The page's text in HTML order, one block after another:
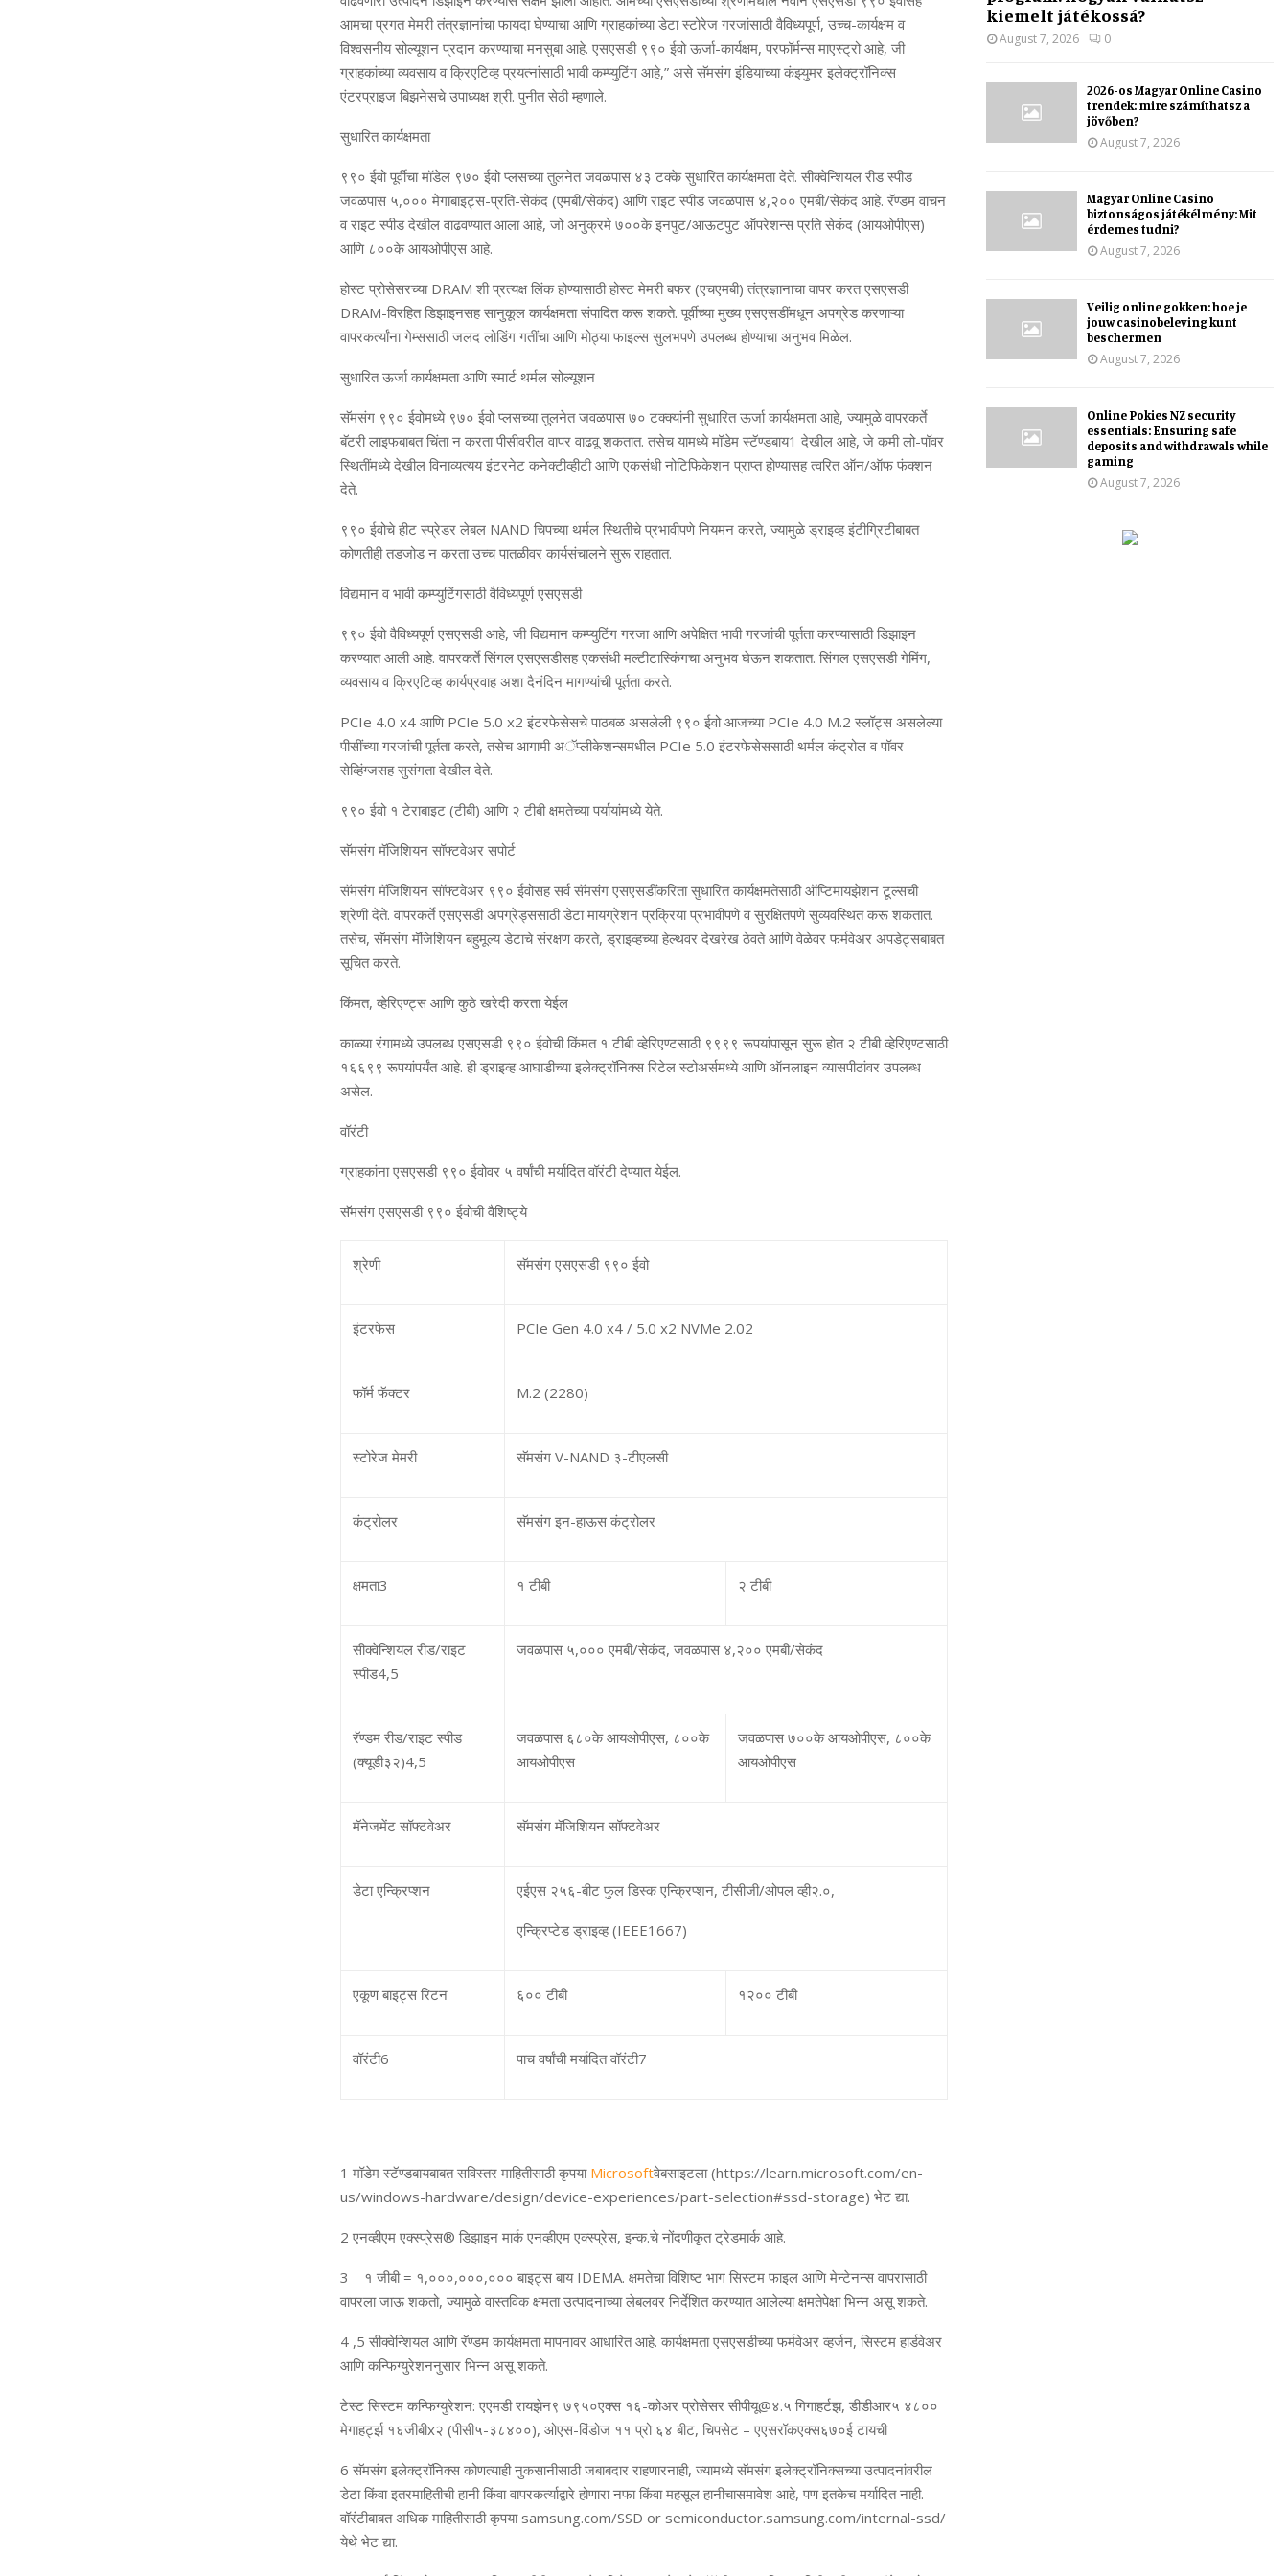
आमचा प्रगत मेमरी तंत्रज्ञानांचा फायदा घेण्‍याचा आणि ग्राहकांच्‍या डेटा स्‍टोरेज गरजांसाठी वैविध्‍यपूर्ण, उच्‍च-कार्यक्षम व
विश्‍वसनीय सोल्‍यूशन प्रदान करण्‍याचा मनसुबा आहे. एसएसडी ९९० ईवो ऊर्जा-कार्यक्षम, परफॉर्मन्‍स माएस्‍ट्रो आहे, जी
ग्राहकांच्‍या व्‍यवसाय व क्रिएटिव्‍ह प्रयत्‍नांसाठी भावी कम्‍प्‍युटिंग आहे,” असे सॅमसंग इंडियाच्‍या कंझ्युमर इलेक्‍ट्रॉनिक्‍स
एंटरप्राइज बिझनेसचे उपाध्‍यक्ष श्री. पुनीत सेठी म्‍हणाले.
सुधारित कार्यक्षमता
९९० ईवो पूर्वीचा मॉडेल ९७० ईवो प्‍लसच्‍या तुलनेत जवळपास ४३ टक्‍के सुधारित कार्यक्षमता देते. सीक्‍वेन्शियल रीड स्‍पीड
जवळपास ५,००० मेगाबाइट्स-प्रति-सेकंद (एमबी/सेकंद) आणि राइट स्‍पीड जवळपास ४,२०० एमबी/सेकंद आहे. रॅण्‍डम वाचन
वराइट स्‍पीड देखील वाढवण्‍यात आलआहे, जअनुक्रमे ७००के इनपुट/आऊटपुट ऑपरेशन्‍स प्रति सेकंद (आयओपीएस)
आणि ८००के आयओपीएस आहे.
होस्‍ट प्रोसेसरच्याDRAM शी प्रत्‍यक्ष लिंक होण्‍यासाठी होस्‍ट मेमरी बफर (एचएमबी) तंत्रज्ञानाचा वापर करत एसएसडी
DRAM-विरहित डिझाइनसह सानुकूल कार्यक्षमता संपादित करू शकते. पूर्वीच्‍या मुख्‍य एसएसडींमधून अपग्रेड करणाऱ्या
वापरकर्त्‍यांना गेम्‍ससाठी जलद लोडिंग गतींचा आणि मोठ्या फाइल्‍स सुलभपणे उपलब्‍ध होण्‍याचा अनुभव मिळेल.
सुधारित ऊर्जा कार्यक्षमता आणि स्‍मार्ट थर्मल सोल्‍यूशन
सॅमसंग ९९० ईवोमध्‍ये ९७० ईवो प्‍लसच्‍या तुलनेत जवळपास ७० टक्‍क्‍यांनी सुधारित ऊर्जा कार्यक्षमता आहे, ज्‍यामुळे वापरकर्ते
बॅटरी लाइफबाबत चिंता न करता पीसीवरील वापर वाढवू शकतात. तसेच यामध्‍ये मॉडेम स्‍टॅण्‍डबाय1 देखील आहे, जे कमी लो-पॉवर
स्थितींमध्‍ये देखील विनाव्‍यत्‍यय इंटरनेट कनेक्‍टीव्‍हीटी आणि एकसंधी नोटिफिकेशन प्राप्‍त होण्‍यासह त्‍वरित ऑन/ऑफ फंक्‍शन
देते.
९९० ईवोचे हीट स्‍प्रेडर लेबल NAND चिपच्‍या थर्मल स्थितीचे प्रभावीपणे नियमन करते, ज्‍यामुळे ड्राइव्‍ह इंटीग्रिटीबाबत
कोणतीही तडजोड न करता उच्‍च पातळवर कार्यसंचालने सुरू राहतात.
विद्यमान व भावी कम्‍प्‍युटिंगसाठी वैविध्‍यपूर्ण एसएसडी
९९० ईवो वैविध्‍यपूर्ण एसएसडी आहे, जी विद्यमान कम्‍प्‍युटिंग गरजा आणि अपेक्षित भावी गरजांची पूर्तता करण्‍यासाठी डिझाइन
करण्‍यात आली आहे. वापरकर्ते सिंगल एसएसडीसह एकसंधी मल्‍टीटास्किंगचा अनुभव घेऊन शकतात. सिंगल एसएसडी गेमिंग,
व्‍यवसाय व क्रिएटिव्‍ह कार्यप्रवाह अशा दैनंदिन मागण्‍यांची पूर्तता करते.
PCIe 4.0 x4 आणिPCIe 5.0 x2 इंटरफेसेसचे पाठबळ असलेली ९९० ईवो आजच्‍याPCIe 4.0 M.2 स्‍लॉट्स असलेल्‍या
पीसींच्‍या गरजांची पूर्तता करते, तसेच आगामी अॅप्‍लीकेशन्‍समधील PCIe 5.0 इंटरफेसेससाठी थर्मल कंट्रोल व पॉवर
सेव्हिंग्‍जसह सुसंगता देखील देते.
९९० ईवो १ टेराबाइट (टीबी) आणि २ टीबी क्षमतेच्‍या पर्यायांमध्‍येयेते.
सॅमसंग मॅजिशियन सॉफ्टवेअर सपोर्ट
सॅमसंग मॅजिशियन सॉफ्टवेअर ९९० ईवोसह सर्व सॅमसंग एसएसडींकरिता सुधारित कार्यक्षमतेसाठी ऑप्टिमायझेशन टूल्‍सची
श्रेणी देते. वापरकर्ते एसएसडी अपग्रेड्ससाठी डेटा मायग्रेशन प्रक्रिया प्रभावीपणे व सुरक्षितपणे सुव्‍यवस्थित करू शकतात.
तसेच, सॅमसंग मॅजिशियन बहुमूल्‍य डेटाचे संरक्षण करते, ड्राइव्‍हच्‍या हेल्‍थवर देखरेख ठेवते आणि वेळेवर फर्मवेअर अपडेट्सबाबत
सूचित करते.
किंमत, व्‍हेरिएण्‍ट्स आणि कुठे खरेदी करता येईल
काळ्या रंगामध्‍ये उपलब्‍ध एसएसडी ९९० ईवोची किंमत १ टीबी व्‍हेरिएण्‍टसाठी ९९९९ रूपयांपासून सुरू होत २ टीबी व्‍हेरिएण्टसाठी
१६६९९ रूपयांपर्यंत आहे. ही ड्राइव्‍ह आघाडीच्‍या इलेक्‍ट्रॉनिक्‍स रिटेल स्‍टोअर्समध्‍ये आणि ऑनलाइन व्‍यासपीठांवर उपलब्‍ध
असेल.
वॉरंटी
ग्राहकांना एसएसडी ९९० ईवोवर ५ वर्षांची मर्यादित वॉरंटी देण्‍यात येईल.
सॅमसंग एसएसडी ९९० ईवोची वैशिष्‍ट्ये
श्रेणी सॅमसंग एसएसडी ९९० ईवो
इंटरफेस PCIe Gen 4.0 x4 / 5.0 x2 NVMe 2.02
फॉर्म फॅक्‍टर M.2 (2280)
स्‍टोरेज मेमरी सॅमसंग V-NAND ३-टीएलसी
कंट्रोलर सॅमसंग इन-हाऊस कंट्रोलर
क्षमता3 १ टीबी २ टीबी
सीक्‍वेन्शियल रीड/राइट
स्‍पीड4,5
जवळपास ५,००० एमबी/सेकंद, जवळपास ४,२०० एमबी/सेकंद
रॅण्‍डम रीड/राइट स्‍पीड
(क्‍यूडी३२)4,5
जवळपास ६८०के आयओपीएस, ८००के
आयओपीएस
जवळपास ७००के आयओपीएस, ८००के
आयओपीएस
मॅनेजमेंट सॉफ्टवेअर सॅमसंग मॅजिशियन सॉफ्टवेअर
डेटा एन्क्रिप्‍शन एईएस २५६-बीट फुल डिस्‍क एन्क्रिप्‍शन, टीसीजी/ओपल व्‍ही२.०,
एन्क्रिप्‍टेड ड्राइव्‍ह(IEEE1667)
एकूण बाइट्स रिटन ६०० टीबी १२०० टीबी
वॉरंटी6 पाच वर्षांची मर्यादित वॉरंटी7
1 मॉडेम स्‍टॅण्‍डबायबाबत सविस्‍तर माहितीसाठी कृपया Microsoftवेबसाइटला (https://learn.microsoft.com/en-
us/windows-hardware/design/device-experiences/part-selection#ssd-storage) भेट द्या.
2 एनव्‍हीएम एक्‍स्प्रेस® डिझाइन मार्क एनव्‍हीएम एक्‍स्‍प्रेस, इन्‍क.चे नोंदणीकृत ट्रेडमार्क आहे.
3 १ जीबी= १,०००,०००,००० बाइट्स बायIDEMA. क्षमतेचा विशिष्‍ट भाग सिस्‍टम फाइल आणि मेन्‍टेनन्‍स वापरासाठी
वापरला जाऊ शकतो, ज्‍यामुळे वास्‍तविक क्षमता उत्‍पादनाच्‍या लेबलवर निर्देशित करण्‍यात आलेल्‍या क्षमतेपेक्षा भिन्‍न असू शकते.
4 ,5 सीक्‍वेन्शियल आणि रॅण्‍डम कार्यक्षमता मापनवर आधारित आहे. कार्यक्षमता एसएसडीच्‍या फर्मवेअर व्हर्जन, सिस्‍टम हार्डवेअर
आणि कन्फिग्‍युरेशननुसार भिन्‍न असू शकते.
टेस्‍ट सिस्‍टम कन्फिग्‍युरेशन: एएमडी रायझेन९ ७९५०एक्‍स १६-कोअर प्रोसेसर सीपीयू@४.५ गिगाहर्टझ, डीडीआर५ ४८००
मेगाहर्ट्झ १६जीबीx२ (पीसी५-३८४००), ओएस-विंडोज ११ प्रो ६४ बीट, चिपसेट – एएसरॉकएक्‍स६७०ई टायची
6 सॅमसंग इलेक्ट्रॉनिक्स कोणत्याही नुकसानीसाठी जबाबदार राहणारनाही, ज्यामध्ये सॅमसंग इलेक्ट्रॉनिक्सच्या उत्पादनांवरील
डेटा किंवा इतरमाहितीची हानी किंवा वापरकर्त्याद्वारे होणारा नफा किंवा महसूल हानीचासमावेश आहे, पण इतकेच मर्यादित नाही.
वॉरंटीबाबत अधिक माहितीसाठी कृपयाsamsung.com/SSD or semiconductor.samsung.com/internal-ssd/
येथे भेट द्या.
kiemelt játékossá?
August 7, 2026 0
2026-os Magyar Online Casino
trendek: mire számíthatsz a
jövőben?
August 7, 2026
Magyar Online Casino
biztonságos játékélmény: Mit
érdemes tudni?
August 7, 2026
Veilig online gokken: hoe je
jouw casinobeleving kunt
beschermen
August 7, 2026
Online Pokies NZ security
essentials: Ensuring safe
deposits and withdrawals while
gaming
August 7, 2026